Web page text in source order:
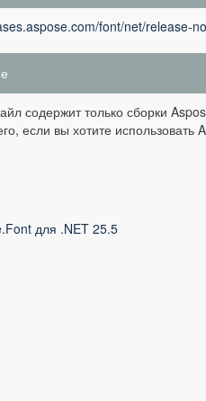
font/net/release-
содержит только сборки
если вы хотите
для .NET 25.5